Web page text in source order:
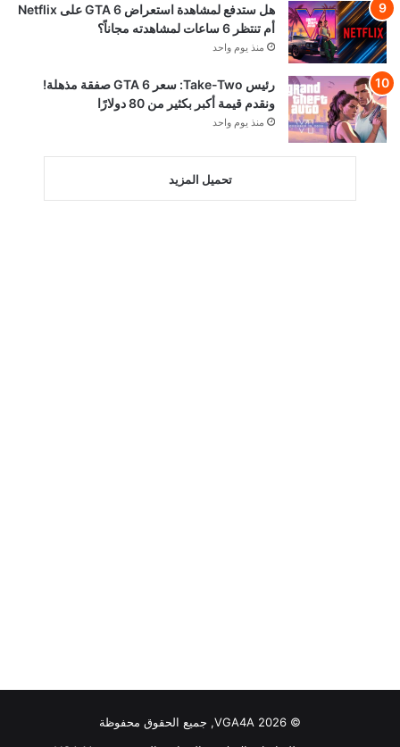
هل ستدفع لمشاهدة استعراض GTA 6 على Netflix
أم تنتظر 6 ساعات لمشاهدته مجاناً؟
منذ يوم واحد
رئيس Take-Two: سعر GTA 6 صفقة مذهلة!
ونقدم قيمة أكبر بكثير من 80 دولارًا
منذ يوم واحد
تحميل المزيد
© VGA4A 2026, جميع الحقوق محفوظة